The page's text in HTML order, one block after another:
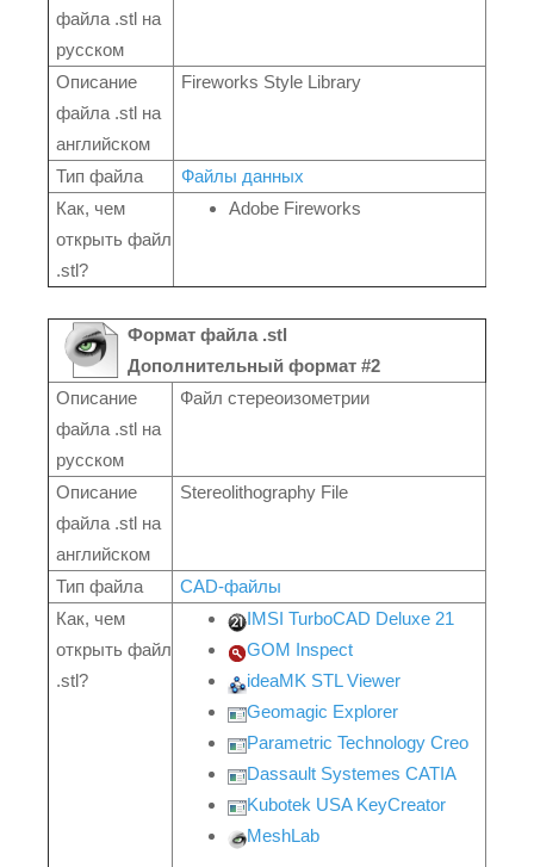
файла .stl на
русском
Описание
файла .stl на
английском
Fireworks Style Library
Тип файла
Файлы данных
Как, чем
открыть файл
.stl?
Adobe Fireworks
Формат файла .stl
Дополнительный формат #2
Описание
файла .stl на
русском
Файл стереоизометрии
Описание
файла .stl на
английском
Stereolithography File
Тип файла
CAD-файлы
Как, чем
открыть файл
.stl?
IMSI TurboCAD Deluxe 21
GOM Inspect
ideaMK STL Viewer
Geomagic Explorer
Parametric Technology Creo
Dassault Systemes CATIA
Kubotek USA KeyCreator
MeshLab